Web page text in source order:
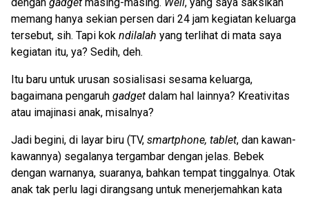
memang hanya sekian persen dari 24 jam kegiatan keluarga
tersebut, sih. Tapi kok ndilalah yang terlihat di mata saya
kegiatan itu, ya? Sedih, deh.
Itu baru untuk urusan sosialisasi sesama keluarga,
bagaimana pengaruh gadget dalam hal lainnya? Kreativitas
atau imajinasi anak, misalnya?
Jadi begini, di layar biru (TV, smartphone, tablet, dan kawan-
kawannya) segalanya tergambar dengan jelas. Bebek
dengan warnanya, suaranya, bahkan tempat tinggalnya. Otak
anak tak perlu lagi dirangsang untuk menerjemahkan kata